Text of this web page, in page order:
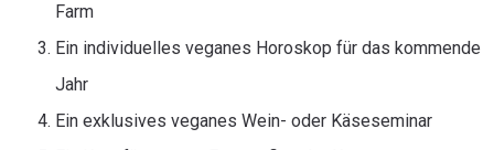
Farm
Ein individuelles veganes Horoskop für das kommende
Jahr
Ein exklusives veganes Wein- oder Käseseminar